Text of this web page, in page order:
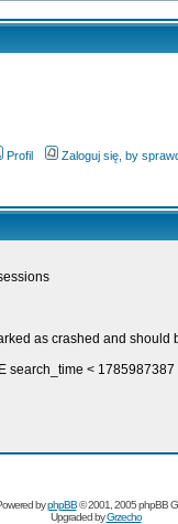
Profil Zaloguj się, by
as crashed and should
search_time < 1785987387
byphpBB© 2001, 2005 phpBB
Upgraded byGrzecho